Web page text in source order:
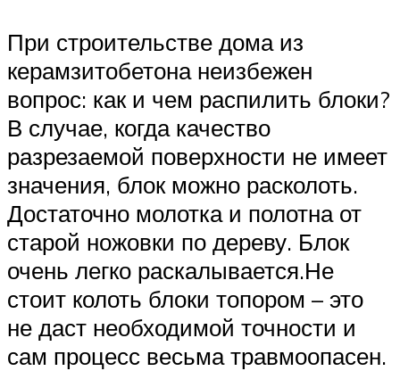
При строительстве дома из
керамзитобетона неизбежен
вопрос: как и чем распилить блоки?
В случае, когда качество
разрезаемой поверхности не имеет
значения, блок можно расколоть.
Достаточно молотка и полотна от
старой ножовки по дереву. Блок
очень легко раскалывается.Не
стоит колоть блоки топором – это
не даст необходимой точности и
сам процесс весьма травмоопасен.